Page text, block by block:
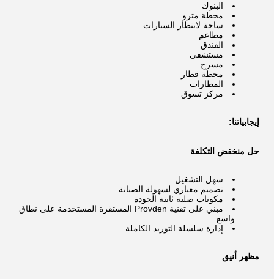
البنوك
محطة مترو
ساحة لانتظار السيارات
مطاعم
الفندق
مستشفى
مسرح
محطة قطار
المطارات
مركز تسوق
إيجابياتنا:
حل منخفض التكلفة
سهل التشغيل
تصميم معياري لسهولة الصيانة
مكونات صلبة ثابتة الجودة
مبني على تقنية Provden المستقرة المستخدمة على نطاق
واسع
إدارة سلسلة التوريد الكاملة
مظهر أنيق